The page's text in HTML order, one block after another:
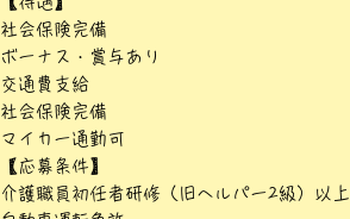
社会保険完備
ボーナス・賞与あり
交通費支給
社会保険完備
マイカー通勤可
【応募条件】
介護職員初任者研修（旧ヘルパー2級）以上